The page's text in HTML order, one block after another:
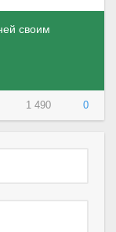
своим
1 490 0